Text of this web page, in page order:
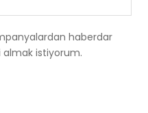
haberdar
istiyorum.